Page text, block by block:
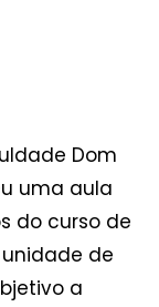
Dom
uma aula
do curso de
de
a